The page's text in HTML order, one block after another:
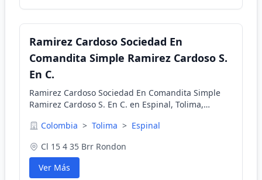
Ramirez Cardoso Sociedad En
Comandita Simple Ramirez Cardoso S.
En C.
Ramirez Cardoso Sociedad En Comandita Simple
Ramirez Cardoso S. En C. en Espinal, Tolima,
Colombia > Tolima > Espinal
Cl 15 4 35 Brr Rondon
Ver Más